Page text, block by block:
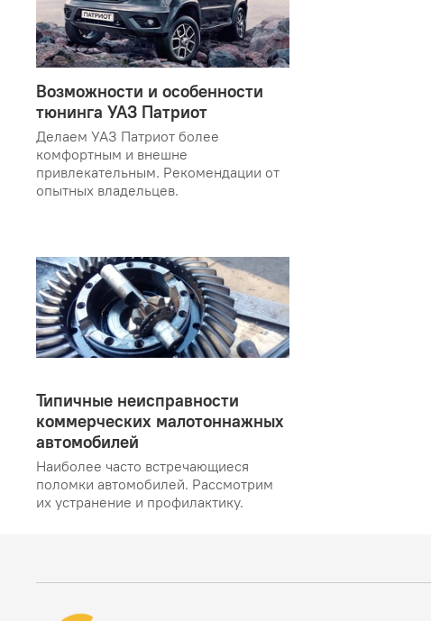
Возможности и особенности
тюнинга УАЗ Патриот
Делаем УАЗ Патриот более
комфортным и внешне
привлекательным. Рекомендации от
опытных владельцев.
Типичные неисправности
коммерческих малотоннажных
автомобилей
Наиболее часто встречающиеся
поломки автомобилей. Рассмотрим
их устранение и профилактику.